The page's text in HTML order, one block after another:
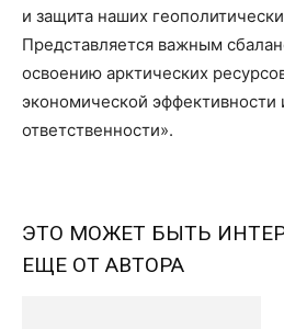
и защита наших
Представляется важным
освоению арктических
экономической эффективности
ответственности».
ЭТО МОЖЕТ БЫТЬ
ЕЩЕ ОТ АВТОРА